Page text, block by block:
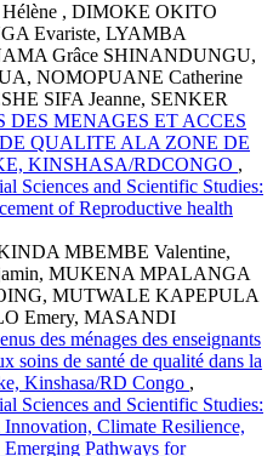
, DIMOKE OKITO
Evariste, LYAMBA
Grâce SHINANDUNGU,
NOMOPUANE Catherine
SIFA Jeanne, SENKER
DES MENAGES ET ACCES
QUALITE ALA ZONE DE
KINSHASA/RDCONGO ,
Sciences and Scientific Studies:
of Reproductive health
MBEMBE Valentine,
MUKENA MPALANGA
MUTWALE KAPEPULA
Emery, MASANDI
des ménages des enseignants
soins de santé de qualité dans la
Kinshasa/RD Congo ,
Sciences and Scientific Studies:
Climate Resilience,
Pathways for